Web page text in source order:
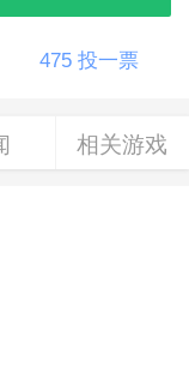
475 投一票
相关游戏